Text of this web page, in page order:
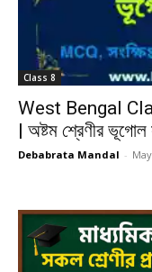
Class 8
West Bengal
| অষ্টম শ্রেণীর
Debabrata Mandal -